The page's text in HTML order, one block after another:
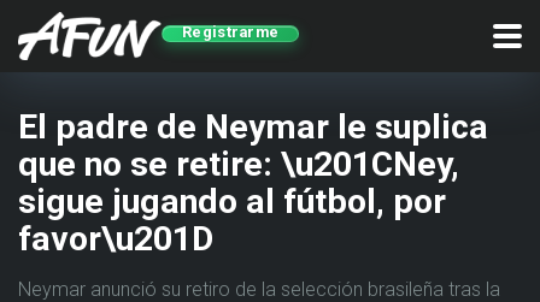
Registrarme
El padre de Neymar le suplica
que no se retire: \u201CNey,
sigue jugando al fútbol, por
favor\u201D
Neymar anunció su retiro de la selección brasileña tras la